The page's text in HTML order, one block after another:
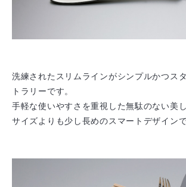
洗練されたスリムラインがシンプルかつス
トラリーです。
手軽な使いやすさを重視した無駄のない美
サイズよりも少し長めのスマートデザインで